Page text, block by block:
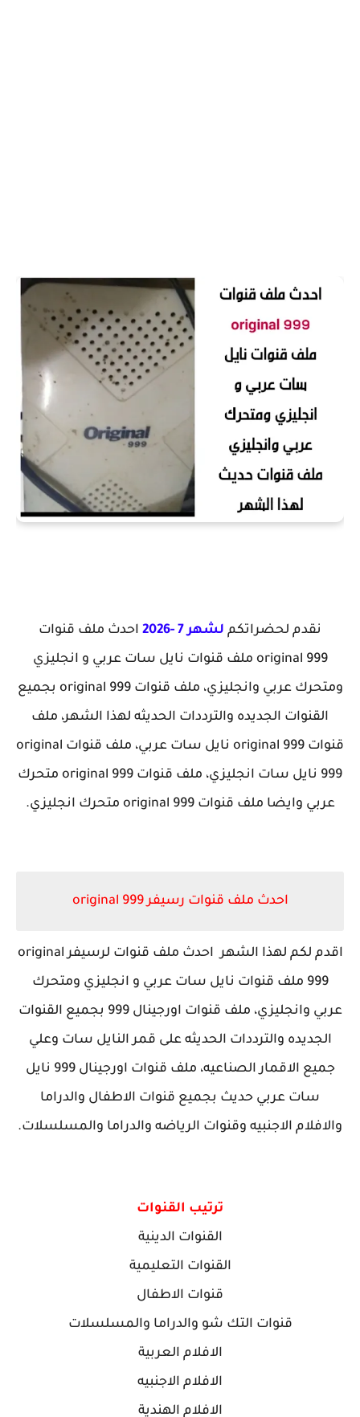
نقدم لحضراتكم لشهر 7 -2026
احدث ملف قنوات
original 999 ملف قنوات نايل سات عربي و انجليزي
ومتحرك عربي وانجليزي، ملف قنوات original 999 بجميع
القنوات الجديده والترددات الحديثه لهذا الشهر، ملف
قنوات original 999 نايل سات عربي، ملف قنوات original
999 نايل سات انجليزي، ملف قنوات original 999 متحرك
عربي وايضا ملف قنوات original 999 متحرك انجليزي.
احدث ملف قنوات رسيفر original 999
اقدم لكم لهذا الشهر احدث ملف قنوات لرسيفر original
999 ملف قنوات نايل سات عربي و انجليزي ومتحرك
عربي وانجليزي، ملف قنوات اورجينال 999 بجميع القنوات
الجديده والترددات الحديثه على قمر النايل سات وعلي
جميع الاقمار الصناعيه، ملف قنوات اورجينال 999 نايل
سات عربي حديث بجميع قنوات الاطفال والدراما
والافلام الاجنبيه وقنوات الرياضه والدراما والمسلسلات.
ترتيب القنوات
القنوات الدينية
القنوات التعليمية
قنوات الاطفال
قنوات التك شو والدراما والمسلسلات
الافلام العربية
الافلام الاجنبيه
الافلام الهندية